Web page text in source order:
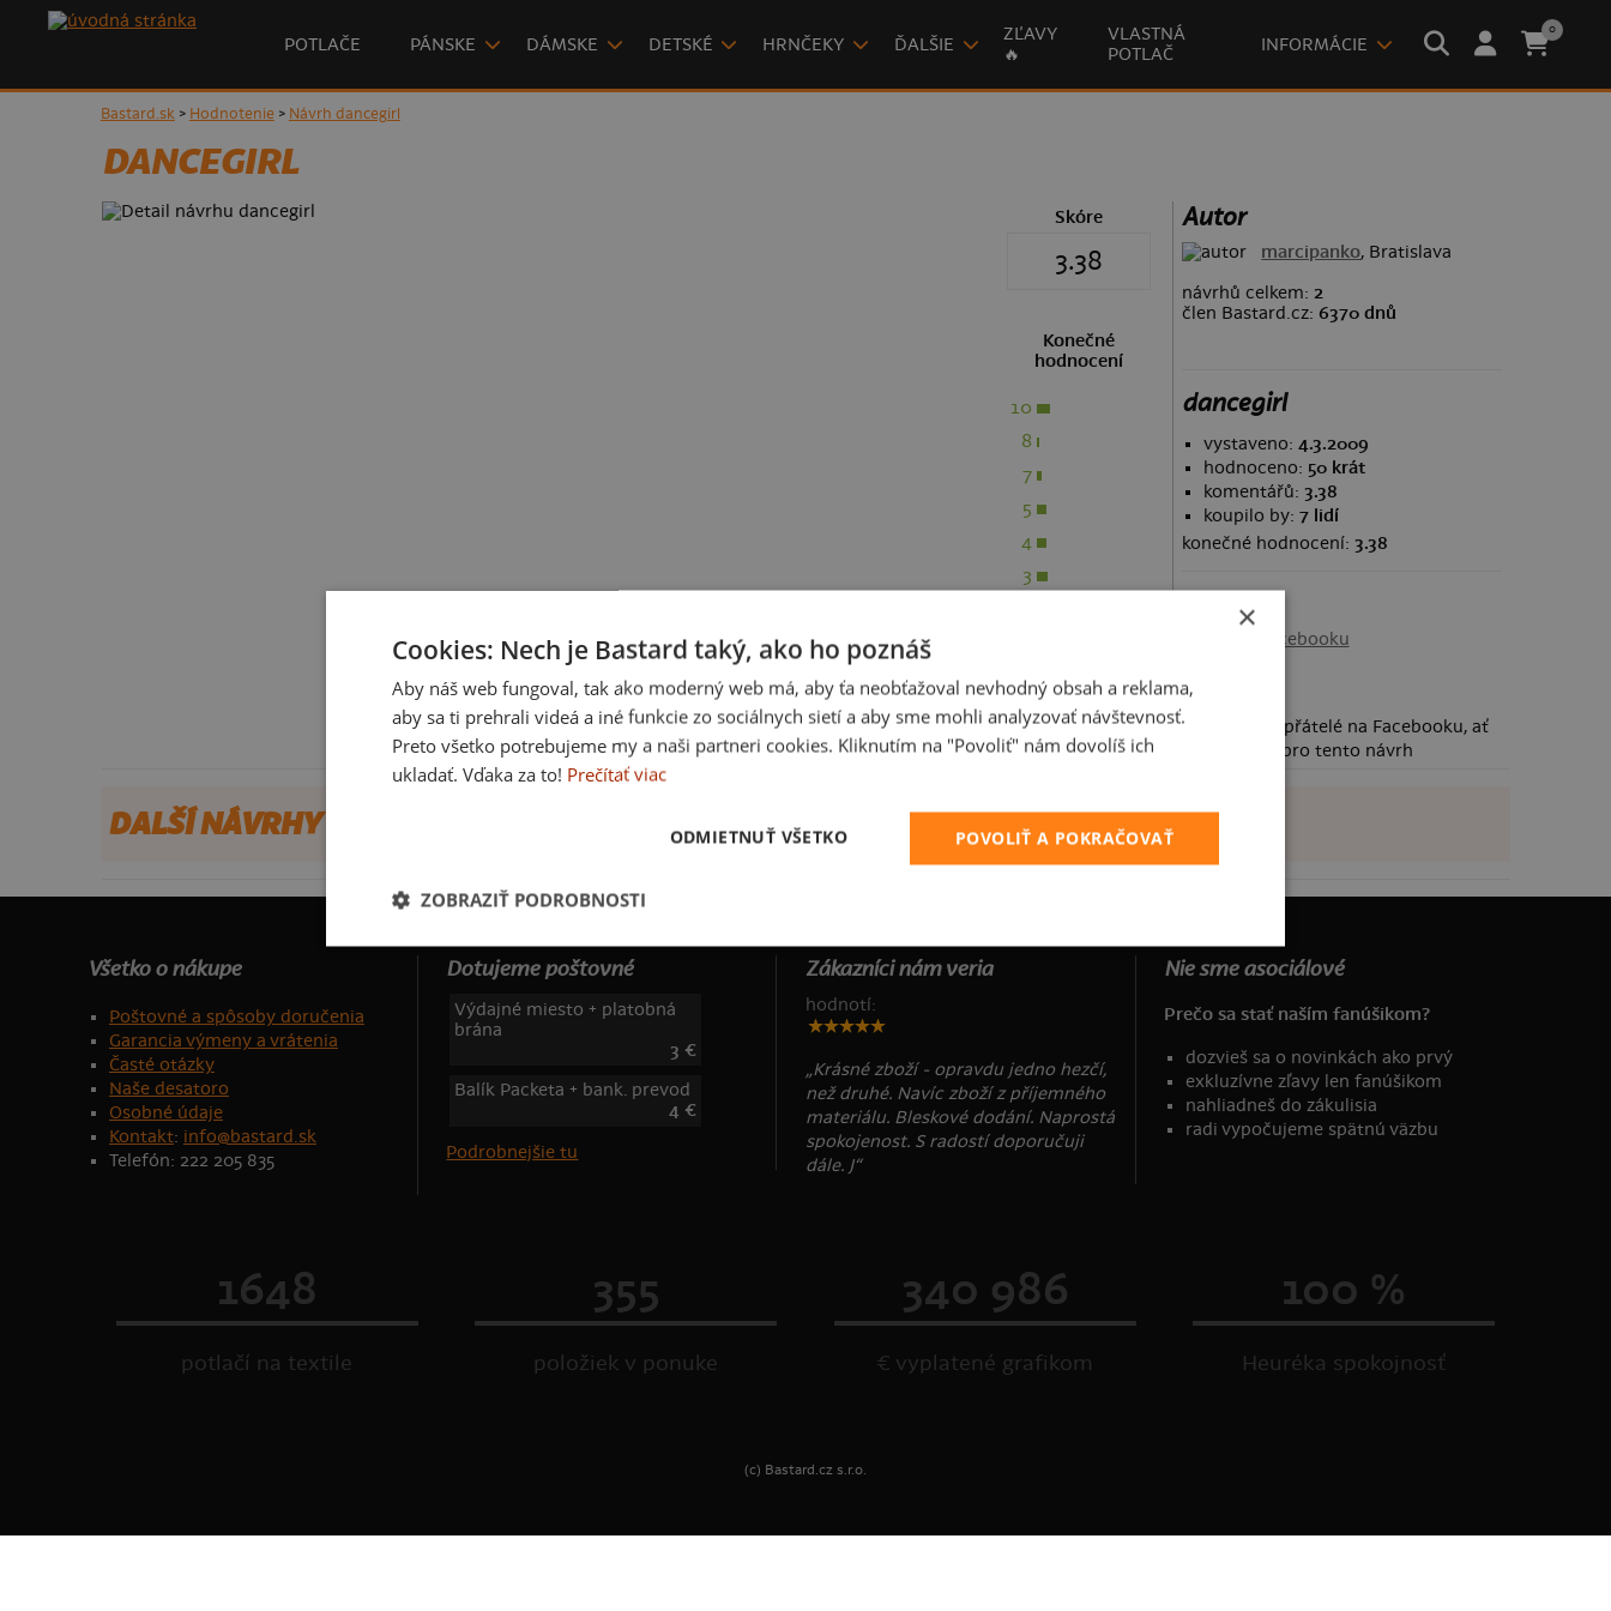
POTLAČE PÁNSKE DÁMSKE DETSKÉ HRNČEKY ĎALŠIE
ZĽAVY
🔥
VLASTNÁ
POTLAČ
INFORMÁCIE
0
Bastard.sk> Hodnotenie> Návrh dancegirl
DANCEGIRL
Skóre
3.38
Konečné
hodnocení
10
8
7
5
4
3
Autor
marcipanko, Bratislava
návrhů celkem: 2
člen Bastard.cz: 6370 dnů
dancegirl
vystaveno: 4.3.2009
hodnoceno: 50 krát
komentářů: 3.38
koupilo by: 7 lidí
konečné hodnocení: 3.38
Sdílení
Sdílet na Facebooku
Požádej své přátelé na Facebooku, ať
taky hlasují pro tento návrh
DALŠÍ NÁVRHY OD MARCIPANKO
Všetko o nákupe
Poštovné a spôsoby doručenia
Garancia výmeny a vrátenia
Časté otázky
Naše desatoro
Osobné údaje
Kontakt: info@bastard.sk
Telefón: 222 205 835
Dotujeme poštovné
Výdajné miesto + platobná
brána
3 €
Balík Packeta + bank. prevod
4 €
Podrobnejšie tu
Zákazníci nám veria
hodnotí:
„Krásné zboží - opravdu jedno hezčí,
než druhé. Navíc zboží z příjemného
materiálu. Bleskové dodání. Naprostá
spokojenost. S radostí doporučuji
dále. J“
Nie sme asociálové
Prečo sa stať naším fanúšikom?
dozvieš sa o novinkách ako prvý
exkluzívne zľavy len fanúšikom
nahliadneš do zákulisia
radi vypočujeme spätnú väzbu
1648
potlačí na textile
355
položiek v ponuke
340 986
€ vyplatené grafikom
100 %
Heuréka spokojnosť
(c) Bastard.cz s.r.o.
×
Cookies: Nech je Bastard taký, ako ho poznáš
Aby náš web fungoval, tak ako moderný web má, aby ťa neobťažoval nevhodný obsah a reklama,
aby sa ti prehrali videá a iné funkcie zo sociálnych sietí a aby sme mohli analyzovať návštevnosť.
Preto všetko potrebujeme my a naši partneri cookies. Kliknutím na "Povoliť" nám dovolíš ich
ukladať. Vďaka za to! Prečítať viac
POVOLIŤ A POKRAČOVAŤ
ODMIETNUŤ VŠETKO
ZOBRAZIŤ PODROBNOSTI